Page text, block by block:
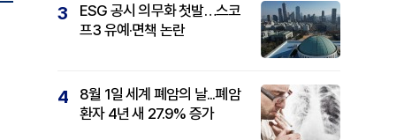
3
ESG 공시 의무화 첫발…스코
프3 유예·면책 논란
4
8월 1일 세계 폐암의 날...폐암
환자 4년 새 27.9% 증가